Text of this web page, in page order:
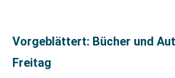
Vorgeblättert: Bücher und
Freitag